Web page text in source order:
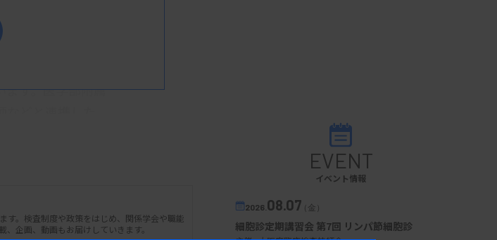
ました。本職は
が、教員でもあ
ます。医学部附属
す。検査制度や政策をはじめ、関係学会や職能
企画、動画もお届けしていきます。
EVENT
イベント情報
2026. 08.07（金）
細胞診定期講習会 第7回 リンパ節細胞診